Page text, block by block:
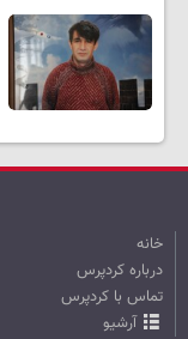
خانه
درباره کردپرس
تماس با کردپرس
آرشیو